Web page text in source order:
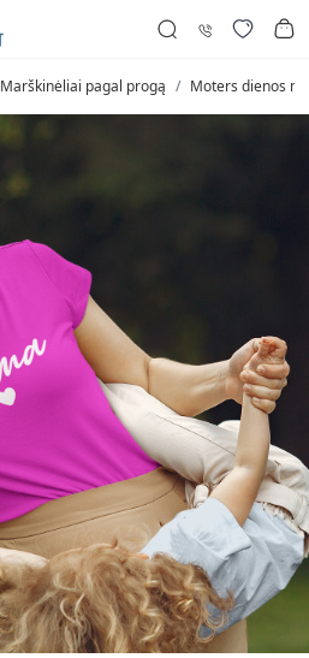
Marškinėliai pagal progą Moters dienos